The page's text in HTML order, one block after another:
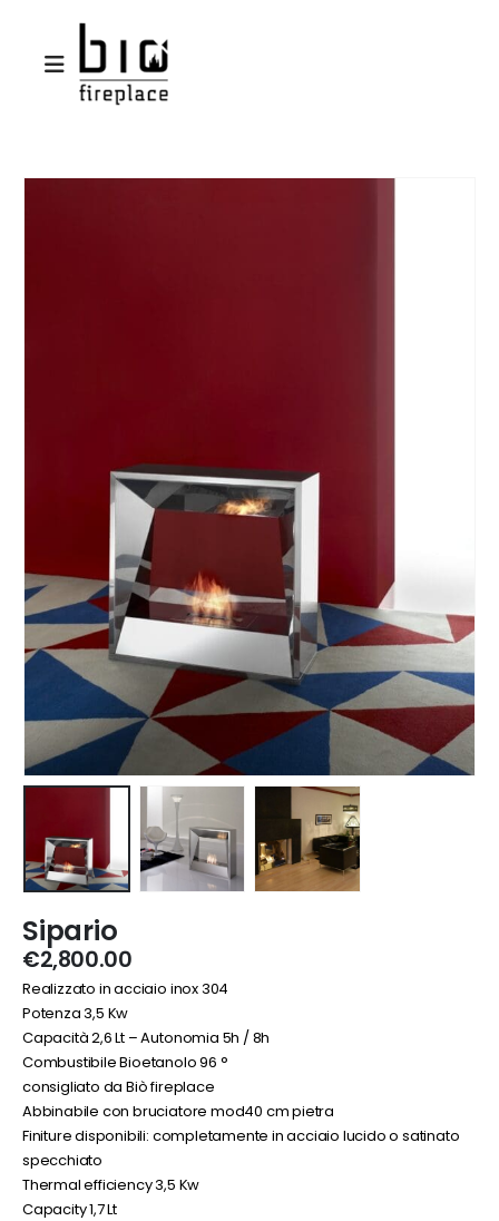
Sipario
€2,800.00
Realizzato in acciaio inox 304
Potenza 3,5 Kw
Capacità 2,6 Lt – Autonomia 5h / 8h
Combustibile Bioetanolo 96 °
consigliato da Biò fireplace
Abbinabile con bruciatore mod40 cm pietra
Finiture disponibili: completamente in acciaio lucido o satinato
specchiato
Thermal efficiency 3,5 Kw
Capacity 1,7 Lt